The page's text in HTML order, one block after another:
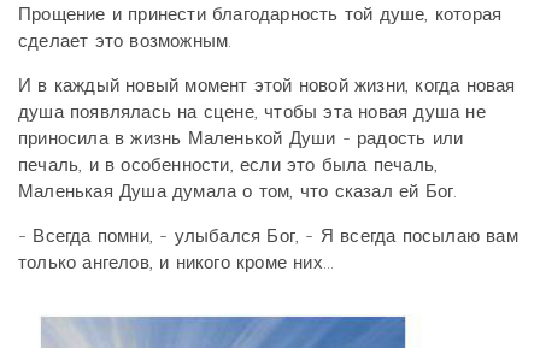
Прощение и принести благодарность той душе, которая
сделает это возможным.
И в каждый новый момент этой новой жизни, когда новая
душа появлялась на сцене, чтобы эта новая душа не
приносила в жизнь Маленькой Души - радость или
печаль, и в особенности, если это была печаль,
Маленькая Душа думала о том, что сказал ей Бог.
- Всегда помни, - улыбался Бог, - Я всегда посылаю вам
только ангелов, и никого кроме них...